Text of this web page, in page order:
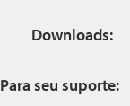
Downloads:
Para seu suporte: